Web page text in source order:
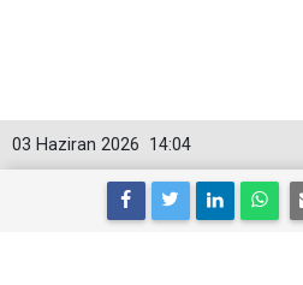
14:04
03 Haziran 2026